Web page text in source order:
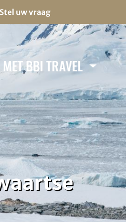
Stel uw vraag
MET BBI TRAVEL